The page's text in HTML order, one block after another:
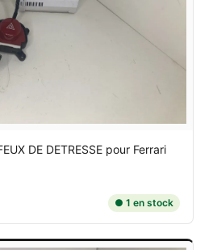
DE DETRESSE pour Ferrari
● 1 en stock